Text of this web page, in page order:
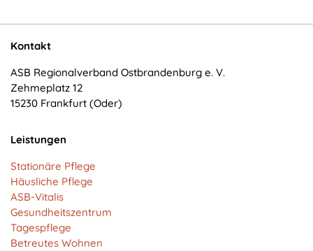
Kontakt
ASB Regionalverband Ostbrandenburg e. V.
Zehmeplatz 12
15230 Frankfurt (Oder)
Leistungen
Stationäre Pflege
Häusliche Pflege
ASB-Vitalis
Gesundheitszentrum
Tagespflege
Betreutes Wohnen
Matomo
Matomo
Zweck:
Cookie von Matomo für Website-Analysen. Erzeugt
statistische Daten darüber, wie der Besucher die
Website nutzt.